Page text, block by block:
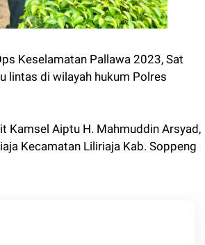
Keselamatan Pallawa 2023, Sat
lintas di wilayah hukum Polres
Kamsel Aiptu H. Mahmuddin Arsyad,
Kecamatan Liliriaja Kab. Soppeng